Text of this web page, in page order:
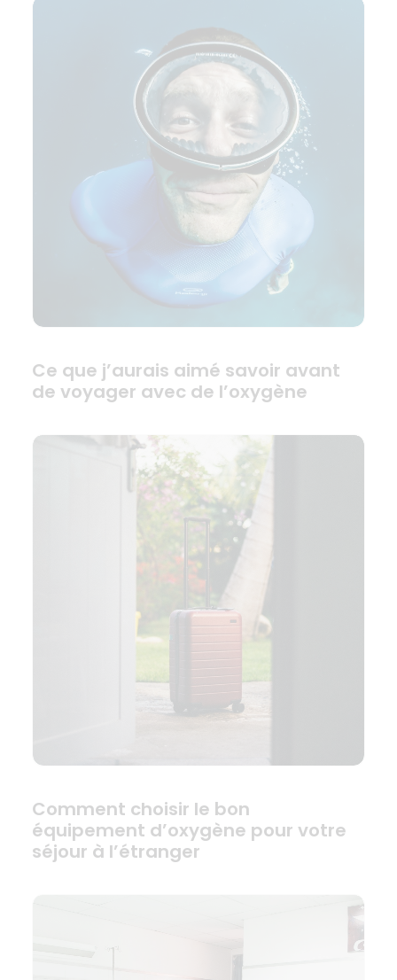
Ce que j’aurais aimé savoir avant
de voyager avec de l’oxygène
Comment choisir le bon
équipement d’oxygène pour votre
séjour à l’étranger